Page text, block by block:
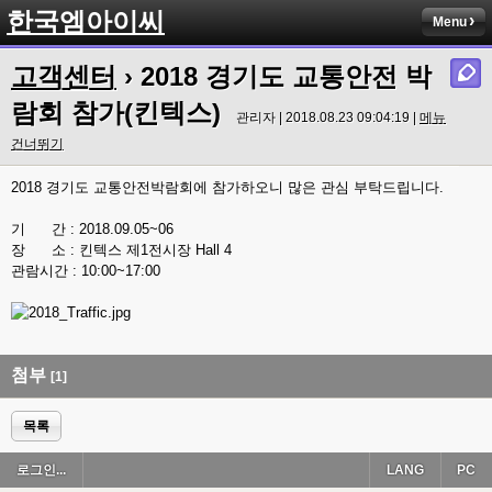
한국엠아이씨 Menu
고객센터 › 2018 경기도 교통안전 박
람회 참가(킨텍스)
관리자 | 2018.08.23 09:04:19 | 메뉴
건너뛰기
2018 경기도 교통안전박람회에 참가하오니 많은 관심 부탁드립니다.
기 간 : 2018.09.05~06
장 소 : 킨텍스 제1전시장 Hall 4
관람시간 : 10:00~17:00
첨부 [1]
목록
로그인... PC
LANG